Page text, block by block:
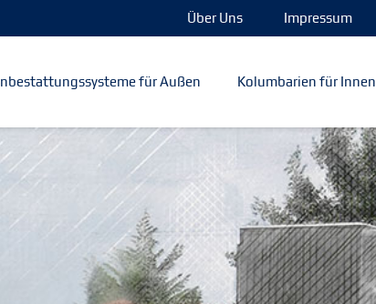
Über Uns Impressum
für Außen Kolumbarien für Innen